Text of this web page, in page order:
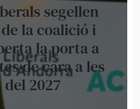
segellen
la coalició i
la porta a
de cara a les
del 2027